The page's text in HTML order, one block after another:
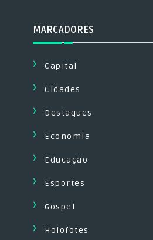
MARCADORES
Capital
Cidades
Destaques
Economia
Educação
Esportes
Gospel
Holofotes